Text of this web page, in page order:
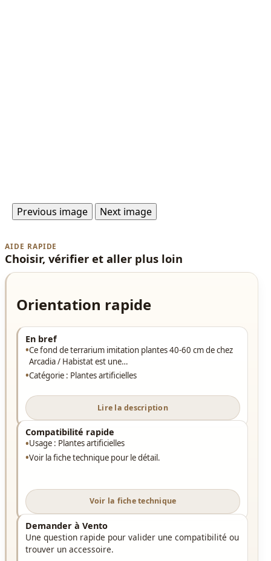
Previous image Next image
AIDE RAPIDE
Choisir, vérifier et aller plus loin
Orientation rapide
En bref
Ce fond de terrarium imitation plantes 40-60 cm de chez
Arcadia / Habistat est une…
Catégorie : Plantes artificielles
Lire la description
Compatibilité rapide
Usage : Plantes artificielles
Voir la fiche technique pour le détail.
Voir la fiche technique
Demander à Vento
Une question rapide pour valider une compatibilité ou
trouver un accessoire.